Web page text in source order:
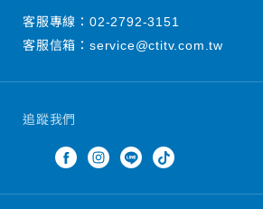
追蹤我們
客服專線： 02-2792-3151
客服信箱： service@ctitv.com.tw